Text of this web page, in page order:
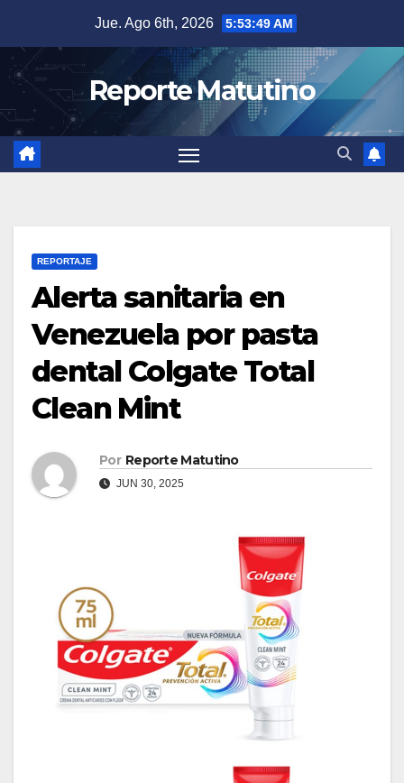
contenido
Jue. Ago 6th, 2026 5:53:50 AM
Reporte Matutino
REPORTAJE
Alerta sanitaria en
Venezuela por pasta
dental Colgate Total
Clean Mint
Por Reporte Matutino
JUN 30, 2025